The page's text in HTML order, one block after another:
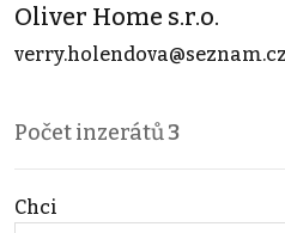
Oliver Home s.r.o.
verry.holendova@seznam.cz
Počet inzerátů3
Chci